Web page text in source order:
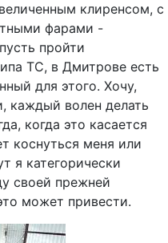
клиренсом, с
фарами -
пройти
ТС, в Дмитрове есть
для этого. Хочу,
каждый волен делать
когда это касается
коснуться меня или
я категорически
своей прежней
может привести.